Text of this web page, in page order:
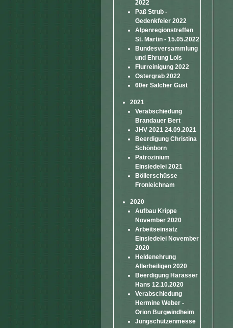
2022
Paß Strub -
Gedenkfeier 2022
Alpenregionstreffen
St. Martin - 15.05.2022
Bundesversammlung
und Ehrung Lois
Flurreinigung 2022
Ostergrab 2022
60er Salcher Gust
2021
Verabschiedung
Brandauer Bert
JHV 2021 24.09.2021
Beerdigung Christina
Schönborn
Patrozinium
Einsiedelei 2021
Böllerschüsse
Fronleichnam
2020
Aufbau Krippe
November 2020
Arbeitseinsatz
Einsiedelei November
2020
Heldenehrung
Allerheiligen 2020
Beerdigung Harasser
Hans 12.10.2020
Verabschiedung
Hermine Weber -
Orion Burgwindheim
Jüngschützenmesse